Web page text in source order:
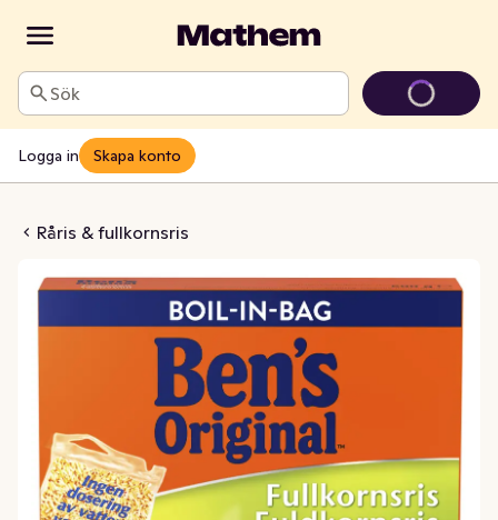
Sök
Logga in Skapa konto
Råris & fullkornsris
in-Bag 4x125g